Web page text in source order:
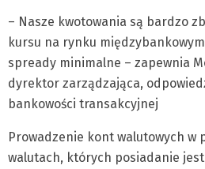
– Nasze kwotowania są bardzo
kursu na rynku
spready minimalne – zapewnia
dyrektor zarządzająca,
bankowości transakcyjnej
Prowadzenie kont walutowych w
walutach, których posiadanie